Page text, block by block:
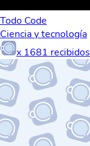
Todo Code
Ciencia y tecnología
x 1681 recibidos